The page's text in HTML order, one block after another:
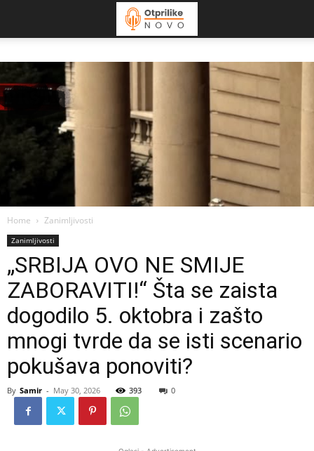
Home Zanimljivosti
Zanimljivosti
„SRBIJA OVO NE SMIJE
ZABORAVITI!“ Šta se zaista
dogodilo 5. oktobra i zašto
mnogi tvrde da se isti scenario
pokušava ponoviti?
By Samir - May 30, 2026 393 0